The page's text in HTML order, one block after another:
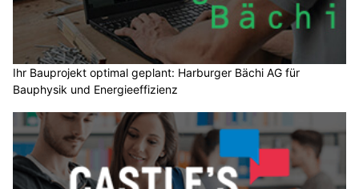
Ihr Bauprojekt optimal geplant: Harburger Bächi AG für
Bauphysik und Energieeffizienz